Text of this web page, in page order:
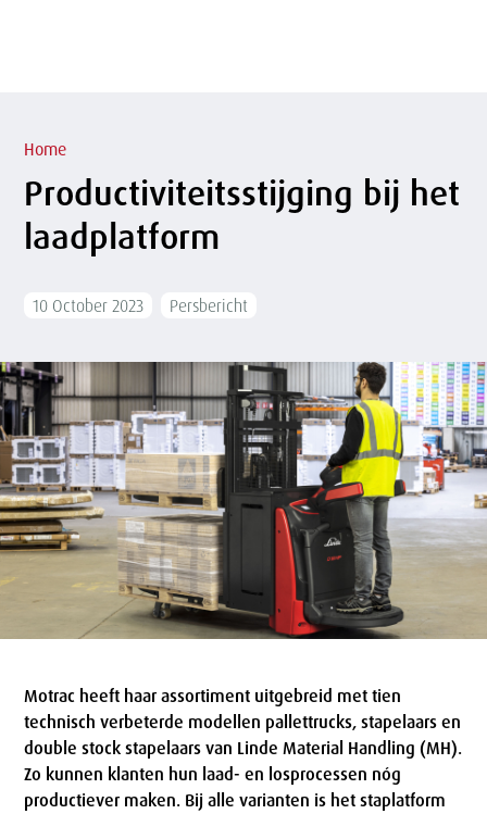
gaan
Kruimelpad
Home
Productiviteitsstijging bij het
laadplatform
10 October 2023 Persbericht
Motrac heeft haar assortiment uitgebreid met tien
technisch verbeterde modellen pallettrucks, stapelaars en
double stock stapelaars van Linde Material Handling (MH).
Zo kunnen klanten hun laad- en losprocessen nóg
productiever maken. Bij alle varianten is het staplatform